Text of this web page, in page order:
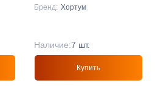
Бренд: Хортум
Наличие:7 шт.
Купить